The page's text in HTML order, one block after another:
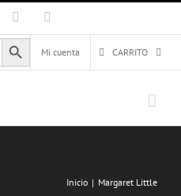
Instagram
Botón de búsqueda
Mi cuenta
CARRITO
Inicio Margaret Little